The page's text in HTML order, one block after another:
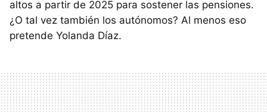
altos a partir de 2025 para sostener las pensiones.
¿O tal vez también los autónomos? Al menos eso
pretende Yolanda Díaz.